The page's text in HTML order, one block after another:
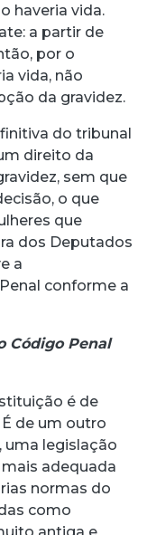
haveria vida.
a partir de
por o
vida, não
da gravidez.
do tribunal
direito da
sem que
o que
que
dos Deputados
a
conforme a
Código Penal
é de
É de um outro
uma legislação
adequada
normas do
como
antiga e